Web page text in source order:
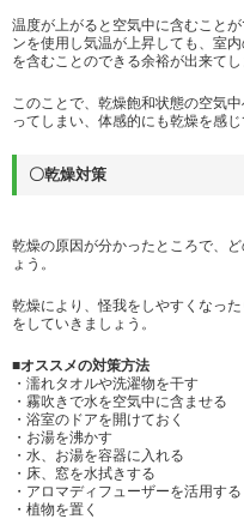
温度が上がると空気中に含むこと
ンを使用し気温が上昇しても、室
を含むことのできる余裕が出来てし
このことで、乾燥飽和状態の空気
ってしまい、体感的にも乾燥を感じ
〇乾燥対策
乾燥の原因が分かったところで、
ょう。
乾燥により、怪我をしやすくなっ
をしていきましょう。
■オススメの対策方法
・濡れタオルや洗濯物を干す
・霧吹きで水を空気中に含ませる
・浴室のドアを開けておく
・お湯を沸かす
・水、お湯を容器に入れる
・床、窓を水拭きする
・アロマディフューザーを活用する
・植物を置く